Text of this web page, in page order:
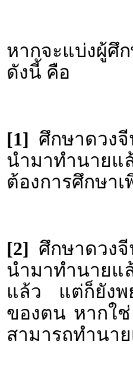
หากจะแบ่งผู้ศึ
ดังนี้ คือ
[1] ศึกษาดวง
นำมาทำนายแ
ต้องการศึกษา
[2] ศึกษาดวง
นำมาทำนายแ
แล้ว แต่ก็ยังพ
ของตน หากใช่
สามารถทำนา